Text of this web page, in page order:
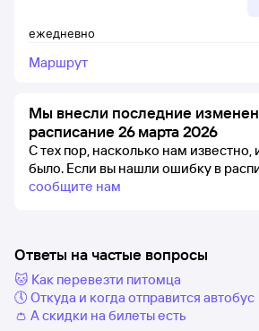
ежедневно
Маршрут
Мы внесли последние
расписание 26 марта 2026
С тех пор, насколько нам
было. Если вы нашли ошибку в
сообщите нам
Ответы на частые вопросы
🐱 Как перевезти питомца
🕔 Откуда и когда отправится автобус
👛 А скидки на билеты есть